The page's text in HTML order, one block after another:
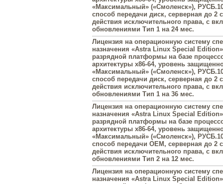
«Максимальный» («Смоленск»),
способ передачи диск, серверная до 2
действия исключительного права, с
обновлениями Тип 1 на 24 мес.
Лицензия на операционную систему
назначения «Astra Linux Special
разрядной платформы на базе
архитектуры х86-64, уровень
«Максимальный» («Смоленск»),
способ передачи диск, серверная до 2
действия исключительного права, с
обновлениями Тип 1 на 36 мес.
Лицензия на операционную систему
назначения «Astra Linux Special
разрядной платформы на базе
архитектуры х86-64, уровень
«Максимальный» («Смоленск»),
способ передачи OEM, серверная до 2
действия исключительного права, с
обновлениями Тип 2 на 12 мес.
Лицензия на операционную систему
назначения «Astra Linux Special